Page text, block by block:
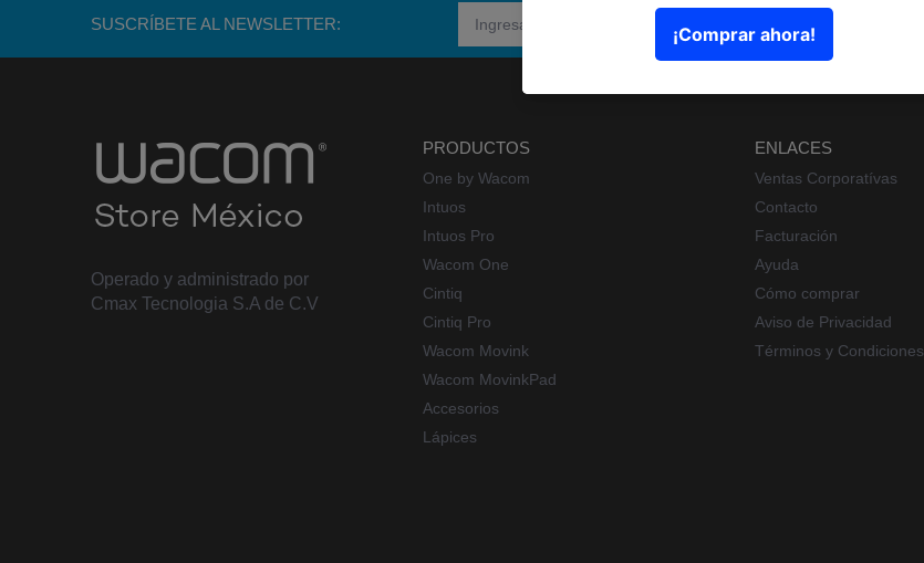
SUSCRÍBETE AL NEWSLETTER:
Operado y administrado por
Cmax Tecnologia S.A de C.V
PRODUCTOS
One by Wacom
Intuos
Intuos Pro
Wacom One
Cintiq
Cintiq Pro
Wacom Movink
Wacom MovinkPad
Accesorios
Lápices
ENLACES
Ventas Corporatívas
Contacto
Facturación
Ayuda
Cómo comprar
Aviso de Privacidad
Términos y Condiciones